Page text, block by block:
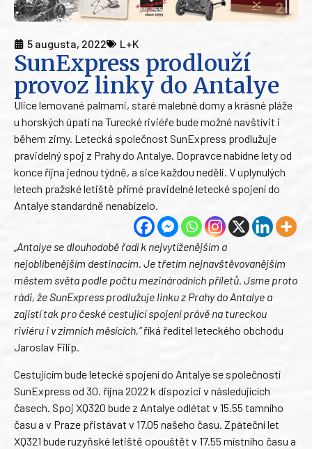
5 augusta, 2022 L+K
SunExpress prodlouží
provoz linky do Antalye
Ulice lemované palmami, staré malebné domy a krásné pláže
u horských úpatí na Turecké riviéře bude možné navštívit i
během zimy. Letecká společnost SunExpress prodlužuje
pravidelný spoj z Prahy do Antalye. Dopravce nabídne lety od
konce října jednou týdně, a sice každou neděli. V uplynulých
letech pražské letiště přímé pravidelné letecké spojení do
Antalye standardně nenabízelo.
„Antalye se dlouhodobě řadí k nejvytíženějším a
nejoblíbenějším destinacím. Je třetím nejnavštěvovanějším
městem světa podle počtu mezinárodních příletů. Jsme proto
rádi, že SunExpress prodlužuje linku z Prahy do Antalye a
zajistí tak pro české cestující spojení právě na tureckou
riviéru i v zimních měsících,“říká ředitel leteckého obchodu
Jaroslav Filip.
Cestujícím bude letecké spojení do Antalye se společností
SunExpress od 30. října 2022 k dispozici v následujících
časech. Spoj XQ320 bude z Antalye odlétat v 15.55 tamního
času a v Praze přistávat v 17.05 našeho času. Zpáteční let
XQ321 bude ruzyňské letiště opouštět v 17.55 místního času a